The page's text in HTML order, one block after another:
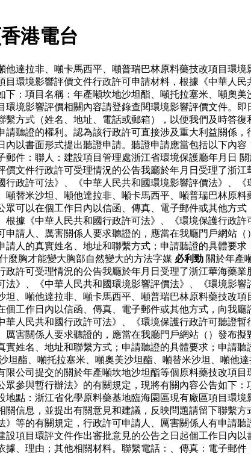
港電台
達拉非、噸卡馬西平、噸普瑞巴林原料藥技改項目環
環境影響評價文件行政許可申請材料，根據《中華人
下：項目名稱：年產噸坎地沙坦酯、噸托拉塞米、噸奧
境影響評價相關內容請登錄查閱環境影響評價文件。
方式（姓名、地址、電話或郵箱），以便我們及時答
聽證的權利。認為該行政許可直接涉及重大利益關係
內以書面形式提出聽證申請。聽證申請應當包括以下內
件：聯人：建設項目管理處浙江省環境保護廳年月日
文件行政許可受理情況的公告我廳於年月日受理了浙
政許可法》、《中華人民共和國環境影響評價法》、
替米沙坦、噸他達拉非、噸卡馬西平、噸普瑞巴林原
可以在個工作日內以信函、傳真、電子郵件或其他方
據《中華人民共和國行政許可法》、《環境保護行政
請人、厲害關係人要求聽證的，應當在我廳門戶網站
人的真實姓名、地址和聯繫方式；申請聽證的具體要
麼胸才能變大胸部自然變大的方法字媒 必利勁 關於年產
許可受理情況的公告我廳於年月日受理了浙江華海藥
》、《中華人民共和國環境影響評價法》、《環境影
、噸他達拉非、噸卡馬西平、噸普瑞巴林原料藥技改
工作日內以信函、傳真、電子郵件或其他方式，向我
人民共和國行政許可法》、《環境保護行政許可聽證
害關係人要求聽證的，應當在我廳門戶網站（）發布
姓名、地址和聯繫方式；申請聽證的具體要求；申請
酯、噸托拉塞米、噸奧美沙坦酯、噸替米沙坦、噸他
公司提交的關於年產噸坎地沙坦酯等個原料藥技改項
參與暫行辦法》的有關規定，現將有關內容公告如下
點：浙江省化學原料藥基地臨海園區現有廠區項目環
信息，並提出有關意見和建議，反映問題請留下聯繫
等的有關規定，行政許可申請人、厲害關係人有申請
項目環評文件作出審批意見的公告之日起個工作日內
、理由；其他相關材料。聯繫電話：、傳真：電子郵